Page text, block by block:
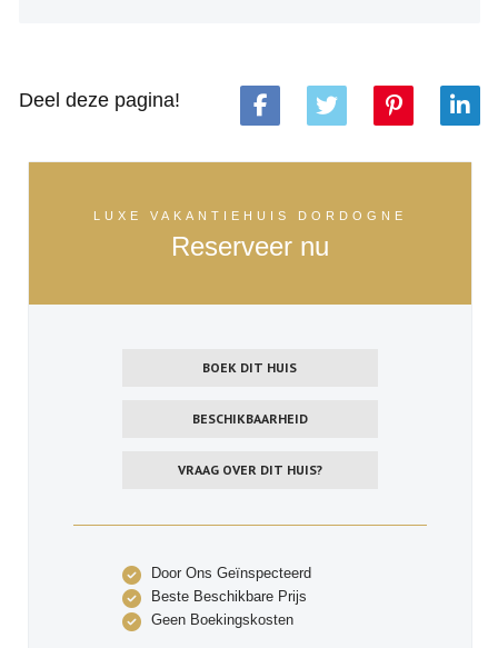
Deel deze pagina!
LUXE VAKANTIEHUIS DORDOGNE
Reserveer nu
BOEK DIT HUIS
BESCHIKBAARHEID
VRAAG OVER DIT HUIS?
Door Ons Geïnspecteerd
Beste Beschikbare Prijs
Geen Boekingskosten